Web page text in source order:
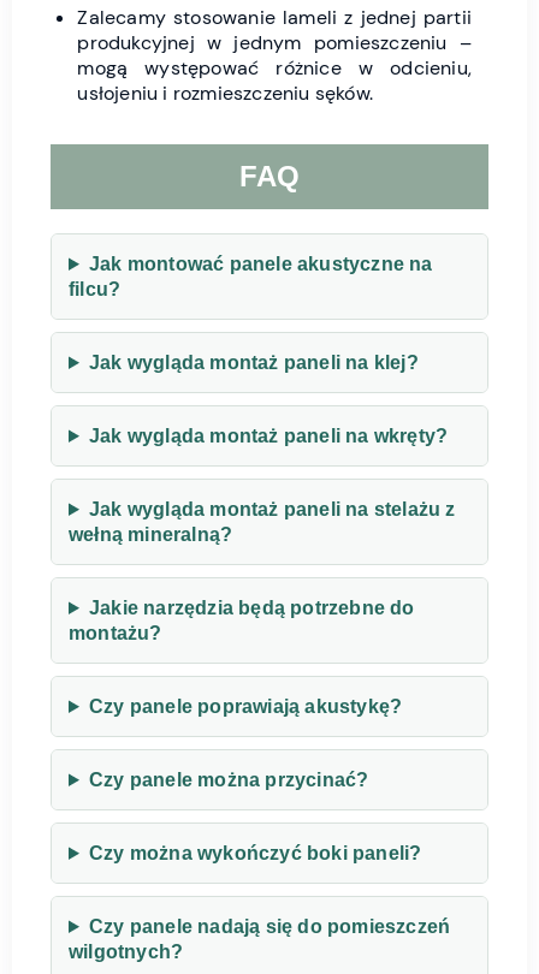
Zalecamy stosowanie lameli z jednej partii
produkcyjnej w jednym pomieszczeniu –
mogą występować różnice w odcieniu,
usłojeniu i rozmieszczeniu sęków.
FAQ
Jak montować panele akustyczne na
filcu?
Jak wygląda montaż paneli na klej?
Jak wygląda montaż paneli na wkręty?
Jak wygląda montaż paneli na stelażu z
wełną mineralną?
Jakie narzędzia będą potrzebne do
montażu?
Czy panele poprawiają akustykę?
Czy panele można przycinać?
Czy można wykończyć boki paneli?
Czy panele nadają się do pomieszczeń
wilgotnych?